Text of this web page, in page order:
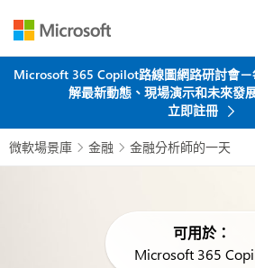
Microsoft 365 Copilot路線圖網路研討會
解最新動態、現場演示和未來發
立即註冊
微軟場景庫  金融  金融分析師的一天
可用於：
Microsoft 365